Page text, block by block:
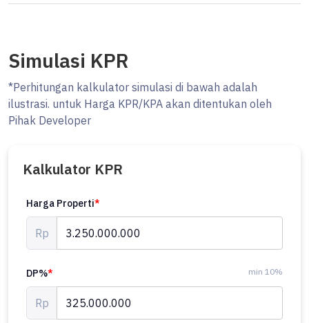
Simulasi KPR
*Perhitungan kalkulator simulasi di bawah adalah
ilustrasi. untuk Harga KPR/KPA akan ditentukan oleh
Pihak Developer
Kalkulator KPR
Harga Properti*
Rp
DP%* min 10%
Rp